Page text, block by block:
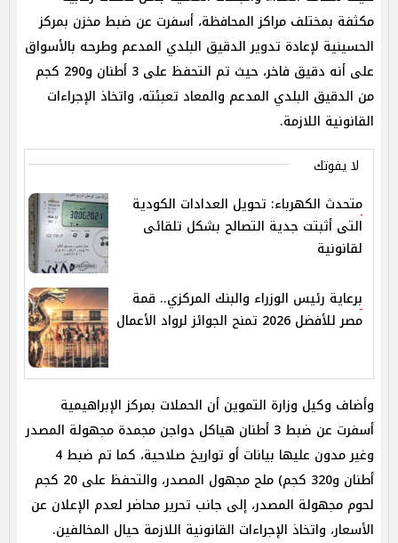
مكثفة بمختلف مراكز المحافظة، أسفرت عن ضبط مخزن بمركز
الحسينية لإعادة تدوير الدقيق البلدي المدعم وطرحه بالأسواق
على أنه دقيق فاخر، حيث تم التحفظ على 3 أطنان و290 كجم
من الدقيق البلدي المدعم والمعاد تعبئته، واتخاذ الإجراءات
القانونية اللازمة.
لا يفوتك
متحدث الكهرباء: تحويل العدادات الكودية
التى أثبتت جدية التصالح بشكل تلقائى
لقانونية
برعاية رئيس الوزراء والبنك المركزي.. قمة
مصر للأفضل 2026 تمنح الجوائز لرواد الأعمال
​وأضاف وكيل وزارة التموين أن الحملات بمركز الإبراهيمية
أسفرت عن ضبط 3 أطنان هياكل دواجن مجمدة مجهولة المصدر
وغير مدون عليها بيانات أو تواريخ صلاحية، كما تم ضبط 4
أطنان و320 كجم) ملح مجهول المصدر، والتحفظ على 20 كجم
لحوم مجهولة المصدر، إلى جانب تحرير محاضر لعدم الإعلان عن
الأسعار، واتخاذ الإجراءات القانونية اللازمة حيال المخالفين.